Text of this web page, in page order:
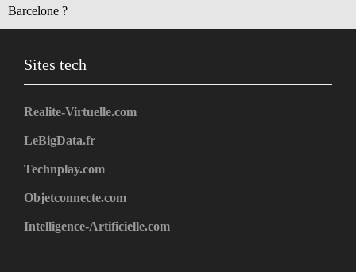
Barcelone ?
Sites tech
Realite-Virtuelle.com
LeBigData.fr
Technplay.com
Objetconnecte.com
Intelligence-Artificielle.com